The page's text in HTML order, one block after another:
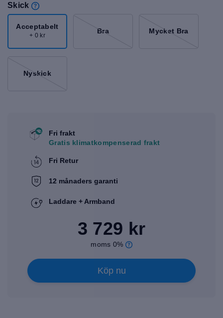
Skick
Acceptabelt
+ 0 kr
Bra Mycket Bra
Nyskick
Fri frakt
Gratis klimatkompenserad frakt
Fri Retur
12 månaders garanti
Laddare + Armband
3 729 kr
moms 0%
Köp nu